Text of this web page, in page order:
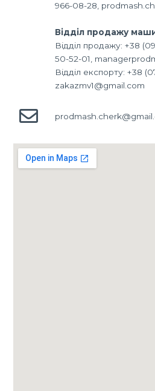
966-08-28,
Відділ продажу
Відділ продажу: +38
50-52-01,
Відділ експорту: +38
zakazmv1@gmail.com